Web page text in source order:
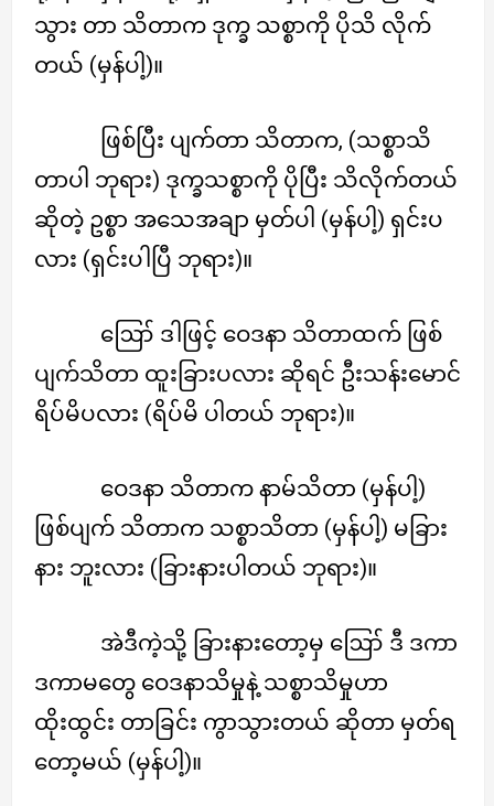
သွား တာ သိတာက ဒုက္ခ သစ္စာကို ပိုသိ လိုက်
တယ် (မှန်ပါ့)။
ဖြစ်ပြီး ပျက်တာ သိတာက, (သစ္စာသိ
တာပါ ဘုရား) ဒုက္ခသစ္စာကို ပိုပြီး သိလိုက်တယ်
ဆိုတဲ့ ဥစ္စာ အသေအချာ မှတ်ပါ (မှန်ပါ့) ရှင်းပ
လား (ရှင်းပါပြီ ဘုရား)။
ဪ ဒါဖြင့် ဝေဒနာ သိတာထက် ဖြစ်
ပျက်သိတာ ထူးခြားပလား ဆိုရင် ဦးသန်းမောင်
ရိပ်မိပလား (ရိပ်မိ ပါတယ် ဘုရား)။
ဝေဒနာ သိတာက နာမ်သိတာ (မှန်ပါ့)
ဖြစ်ပျက် သိတာက သစ္စာသိတာ (မှန်ပါ့) မခြား
နား ဘူးလား (ခြားနားပါတယ် ဘုရား)။
အဲဒီကဲ့သို့ ခြားနားတော့မှ ဪ ဒီ ဒကာ
ဒကာမတွေ ဝေဒနာသိမှုနဲ့ သစ္စာသိမှုဟာ
ထိုးထွင်း တာခြင်း ကွာသွားတယ် ဆိုတာ မှတ်ရ
တော့မယ် (မှန်ပါ့)။